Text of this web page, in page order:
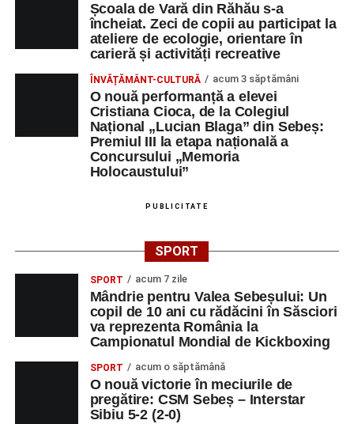
Școala de Vară din Răhău s-a
încheiat. Zeci de copii au participat la
ateliere de ecologie, orientare în
carieră și activități recreative
ÎNVĂȚĂMÂNT-CULTURĂ acum 3 săptămâni
O nouă performanță a elevei
Cristiana Cioca, de la Colegiul
Național „Lucian Blaga” din Sebeș:
Premiul III la etapa națională a
Concursului „Memoria
Holocaustului”
PUBLICITATE
SPORT
SPORT acum 7 zile
Mândrie pentru Valea Sebeșului: Un
copil de 10 ani cu rădăcini în Săsciori
va reprezenta România la
Campionatul Mondial de Kickboxing
SPORT acum o săptămână
O nouă victorie în meciurile de
pregătire: CSM Sebeș – Interstar
Sibiu 5-2 (2-0)